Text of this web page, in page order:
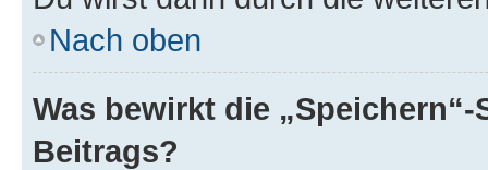
Nach oben
Was bewirkt die
Beitrags?